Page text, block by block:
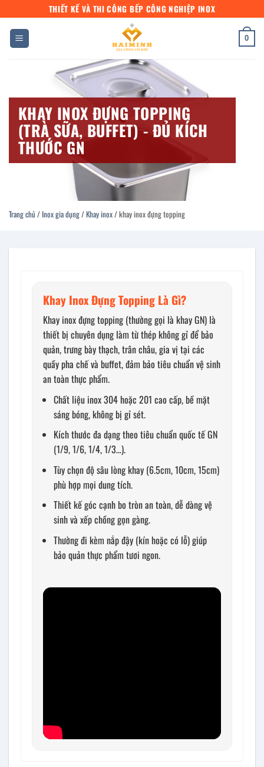
qua
dung
THIẾT KẾ VÀ THI CÔNG BẾP CÔNG NGHIỆP INOX
0
KHAY INOX ĐỰNG TOPPING
(TRÀ SỮA, BUFFET) - ĐỦ KÍCH
THƯỚC GN
Trang chủ / Inox gia dụng/Khay inox/khay inox đựng topping
Khay Inox Đựng Topping Là Gì?
Khay inox đựng topping (thường gọi là khay GN) là
thiết bị chuyên dụng làm từ thép không gỉ để bảo
quản, trưng bày thạch, trân châu, gia vị tại các
quầy pha chế và buffet, đảm bảo tiêu chuẩn vệ sinh
an toàn thực phẩm.
Chất liệu inox 304 hoặc 201 cao cấp, bề mặt
sáng bóng, không bị gỉ sét.
Kích thước đa dạng theo tiêu chuẩn quốc tế GN
(1/9, 1/6, 1/4, 1/3…).
Tùy chọn độ sâu lòng khay (6.5cm, 10cm, 15cm)
phù hợp mọi dung tích.
Thiết kế góc cạnh bo tròn an toàn, dễ dàng vệ
sinh và xếp chồng gọn gàng.
Thường đi kèm nắp đậy (kín hoặc có lỗ) giúp
bảo quản thực phẩm tươi ngon.